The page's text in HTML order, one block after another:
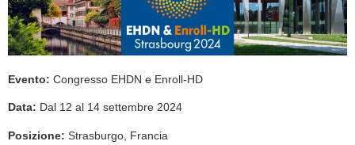
Evento: Congresso EHDN e Enroll-HD
Data: Dal 12 al 14 settembre 2024
Posizione: Strasburgo, Francia